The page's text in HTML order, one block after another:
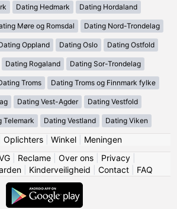
Dating Hedmark Dating Hordaland
Møre og Romsdal Dating Nord-Trondelag
Oppland Dating Oslo Dating Ostfold
Dating Rogaland Dating Sor-Trondelag
Troms Dating Troms og Finnmark fylke
Dating Vest-Agder Dating Vestfold
Telemark Dating Vestland Dating Viken
Oplichters| Winkel| Meningen
Reclame Over ons Privacy
Kinderveiligheid Contact FAQ